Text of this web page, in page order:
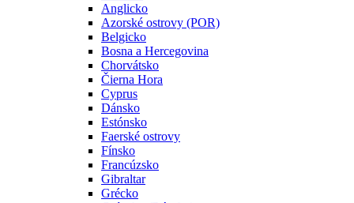
Anglicko
Azorské ostrovy (POR)
Belgicko
Bosna a Hercegovina
Chorvátsko
Čierna Hora
Cyprus
Dánsko
Estónsko
Faerské ostrovy
Fínsko
Francúzsko
Gibraltar
Grécko